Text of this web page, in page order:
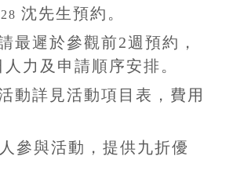
沈先生預約。
最遲於參觀前2週預約，
人力及申請順序安排。
動詳見活動項目表，費用
人參與活動，提供九折優